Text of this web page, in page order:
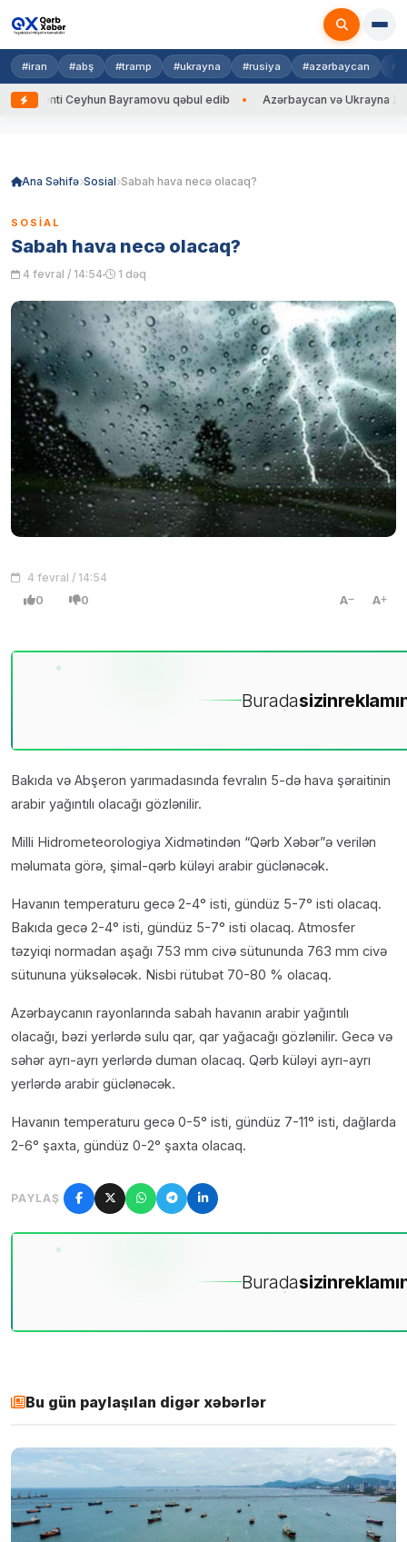
#iran #abş #tramp #ukrayna #rusiya #azərbaycan
Ceyhun Bayramovu qəbul edib Azərbaycan və Ukrayna XİN
Ana Səhifə Sosial Sabah hava necə olacaq?
SOSIAL
Sabah hava necə olacaq?
4 fevral / 14:54 1 dəq
4 fevral / 14:54
0 0 A A
Buradasizin
Bakıda və Abşeron yarımadasında fevralın 5-də hava şəraitinin
arabir yağıntılı olacağı gözlənilir.
Milli Hidrometeorologiya Xidmətindən “Qərb Xəbər”ə verilən
məlumata görə, şimal-qərb küləyi arabir güclənəcək.
Havanın temperaturu gecə 2-4° isti, gündüz 5-7° isti olacaq.
Bakıda gecə 2-4° isti, gündüz 5-7° isti olacaq. Atmosfer
təzyiqi normadan aşağı 753 mm civə sütununda 763 mm civə
sütununa yüksələcək. Nisbi rütubət 70-80 % olacaq.
Azərbaycanın rayonlarında sabah havanın arabir yağıntılı
olacağı, bəzi yerlərdə sulu qar, qar yağacağı gözlənilir. Gecə və
səhər ayrı-ayrı yerlərdə duman olacaq. Qərb küləyi ayrı-ayrı
yerlərdə arabir güclənəcək.
Havanın temperaturu gecə 0-5° isti, gündüz 7-11° isti, dağlarda
2-6° şaxta, gündüz 0-2° şaxta olacaq.
PAYLAŞ
Buradasizin
Bu gün paylaşılan digər xəbərlər